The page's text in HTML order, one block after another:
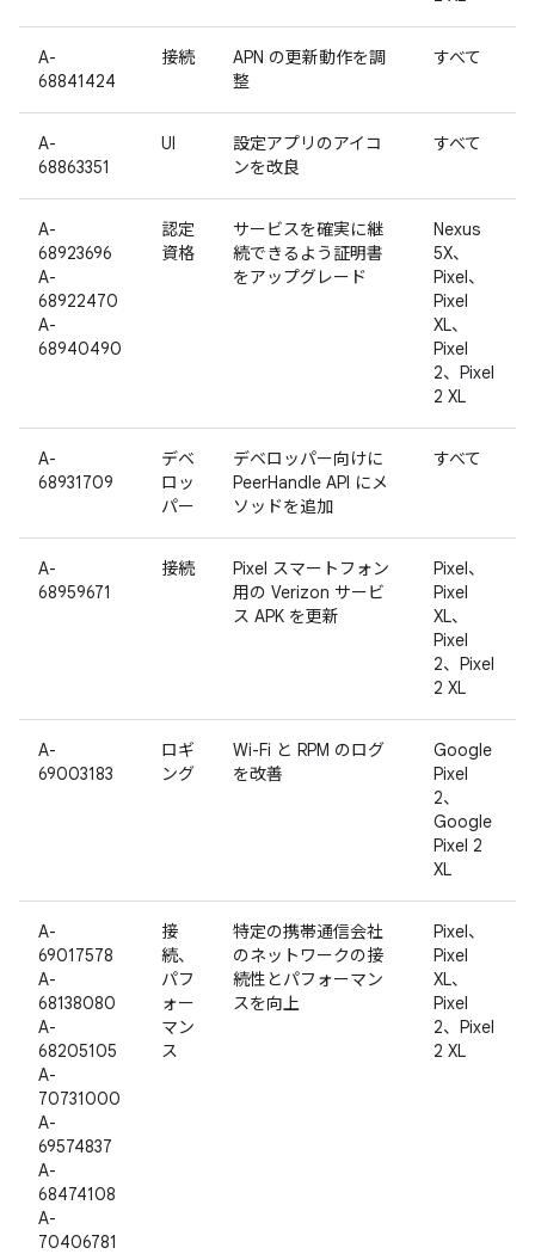
A-
68841424
接続
APN の更新動作を調
整
すべて
A-
68863351
UI
設定アプリのアイコ
ンを改良
すべて
A-
68923696
A-
68922470
A-
68940490
認定
資格
サービスを確実に継
続できるよう証明書
をアップグレード
Nexus
5X、
Pixel、
Pixel
XL、
Pixel
2、Pixel
2 XL
A-
68931709
デベ
ロッ
パー
デベロッパー向けに
PeerHandle API にメ
ソッドを追加
すべて
A-
68959671
接続
Pixel スマートフォン
用の Verizon サービ
ス APK を更新
Pixel、
Pixel
XL、
Pixel
2、Pixel
2 XL
A-
69003183
ロギ
ング
Wi-Fi と RPM のログ
を改善
Google
Pixel
2、
Google
Pixel 2
XL
A-
69017578
A-
68138080
A-
68205105
A-
70731000
A-
69574837
A-
68474108
A-
70406781
接
続、
パフ
ォー
マン
ス
特定の携帯通信会社
のネットワークの接
続性とパフォーマン
スを向上
Pixel、
Pixel
XL、
Pixel
2、Pixel
2 XL